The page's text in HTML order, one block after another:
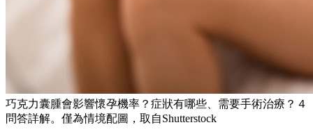
巧克力囊腫會影響懷孕機率？症狀有哪些、需要手術治療？４
問答詳解。僅為情境配圖，取自Shutterstock